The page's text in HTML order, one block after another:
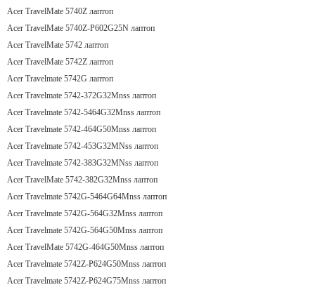
Acer TravelMate 5740Z лаптоп
Acer TravelMate 5740Z-P602G25N лаптоп
Acer TravelMate 5742 лаптоп
Acer TravelMate 5742Z лаптоп
Acer Travelmate 5742G лаптоп
Acer Travelmate 5742-372G32Mnss лаптоп
Acer Travelmate 5742-5464G32Mnss лаптоп
Acer Travelmate 5742-464G50Mnss лаптоп
Acer Travelmate 5742-453G32MNss лаптоп
Acer Travelmate 5742-383G32MNss лаптоп
Acer TravelMate 5742-382G32Mnss лаптоп
Acer Travelmate 5742G-5464G64Mnss лаптоп
Acer Travelmate 5742G-564G32Mnss лаптоп
Acer Travelmate 5742G-564G50Mnss лаптоп
Acer TravelMate 5742G-464G50Mnss лаптоп
Acer Travelmate 5742Z-P624G50Mnss лаптоп
Acer Travelmate 5742Z-P624G75Mnss лаптоп